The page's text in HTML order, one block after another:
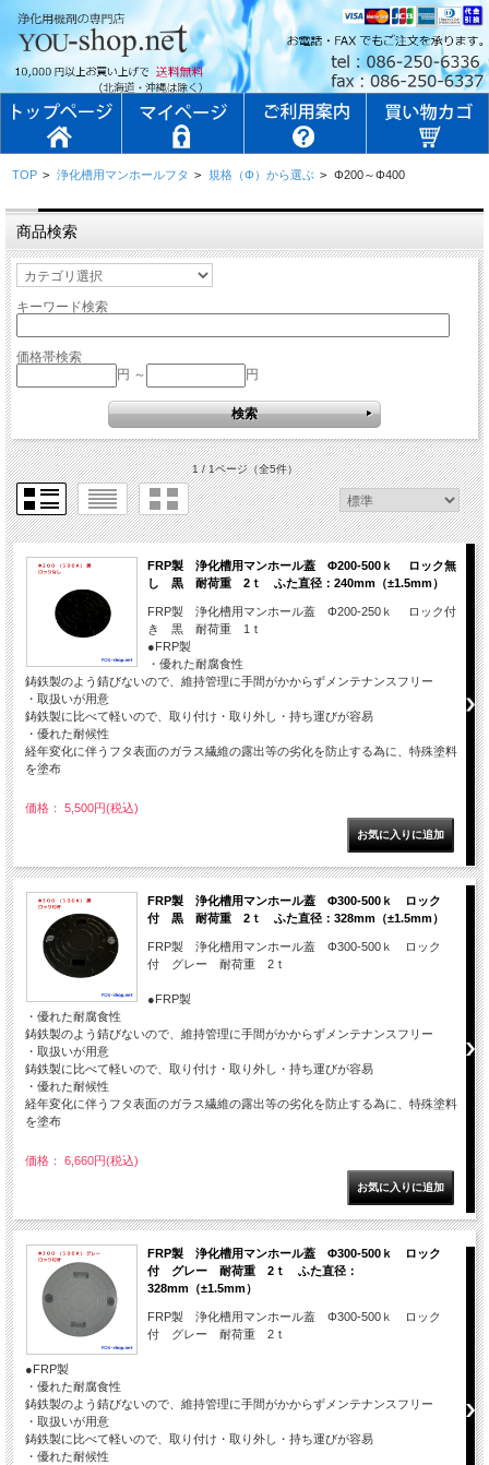
TOP > 浄化槽用マンホールフタ > 規格（Φ）から選ぶ > Φ200～Φ400
商品検索
キーワード検索
価格帯検索
円 ～
円
1 / 1ページ（全5件）
FRP製 浄化槽用マンホール蓋 Φ200-500ｋ ロック無
し 黒 耐荷重 2ｔ ふた直径：240mm（±1.5mm）
FRP製 浄化槽用マンホール蓋 Φ200-250ｋ ロック付
き 黒 耐荷重 1ｔ
●FRP製
・優れた耐腐食性
鋳鉄製のよう錆びないので、維持管理に手間がかからずメンテナンスフリー
・取扱いが用意
鋳鉄製に比べて軽いので、取り付け・取り外し・持ち運びが容易
・優れた耐候性
経年変化に伴うフタ表面のガラス繊維の露出等の劣化を防止する為に、特殊塗料
を塗布
価格： 5,500円(税込)
FRP製 浄化槽用マンホール蓋 Φ300-500ｋ ロック
付 黒 耐荷重 2ｔ ふた直径：328mm（±1.5mm）
FRP製 浄化槽用マンホール蓋 Φ300-500ｋ ロック
付 グレー 耐荷重 2ｔ
●FRP製
・優れた耐腐食性
鋳鉄製のよう錆びないので、維持管理に手間がかからずメンテナンスフリー
・取扱いが用意
鋳鉄製に比べて軽いので、取り付け・取り外し・持ち運びが容易
・優れた耐候性
経年変化に伴うフタ表面のガラス繊維の露出等の劣化を防止する為に、特殊塗料
を塗布
価格： 6,660円(税込)
FRP製 浄化槽用マンホール蓋 Φ300-500ｋ ロック
付 グレー 耐荷重 2ｔ ふた直径：
328mm（±1.5mm）
FRP製 浄化槽用マンホール蓋 Φ300-500ｋ ロック
付 グレー 耐荷重 2ｔ
●FRP製
・優れた耐腐食性
鋳鉄製のよう錆びないので、維持管理に手間がかからずメンテナンスフリー
・取扱いが用意
鋳鉄製に比べて軽いので、取り付け・取り外し・持ち運びが容易
・優れた耐候性